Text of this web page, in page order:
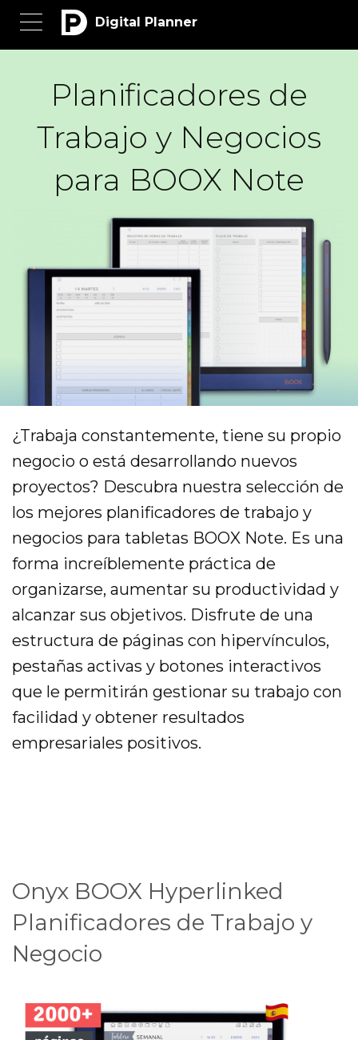
Digital Planner
Planificadores de
Trabajo y Negocios
para BOOX Note
¿Trabaja constantemente, tiene su propio
negocio o está desarrollando nuevos
proyectos? Descubra nuestra selección de
los mejores planificadores de trabajo y
negocios para tabletas BOOX Note. Es una
forma increíblemente práctica de
organizarse, aumentar su productividad y
alcanzar sus objetivos. Disfrute de una
estructura de páginas con hipervínculos,
pestañas activas y botones interactivos
que le permitirán gestionar su trabajo con
facilidad y obtener resultados
empresariales positivos.
Onyx BOOX Hyperlinked
Planificadores de Trabajo y
Negocio